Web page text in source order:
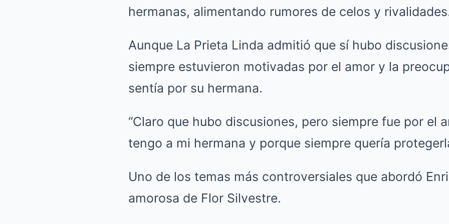
hermanas, alimentando rumores de celos y
Aunque La Prieta Linda admitió que sí hubo
siempre estuvieron motivadas por el amor y la
sentía por su hermana.
“Claro que hubo discusiones, pero siempre fue por el
tengo a mi hermana y porque siempre quería
Uno de los temas más controversiales que abordó
amorosa de Flor Silvestre.